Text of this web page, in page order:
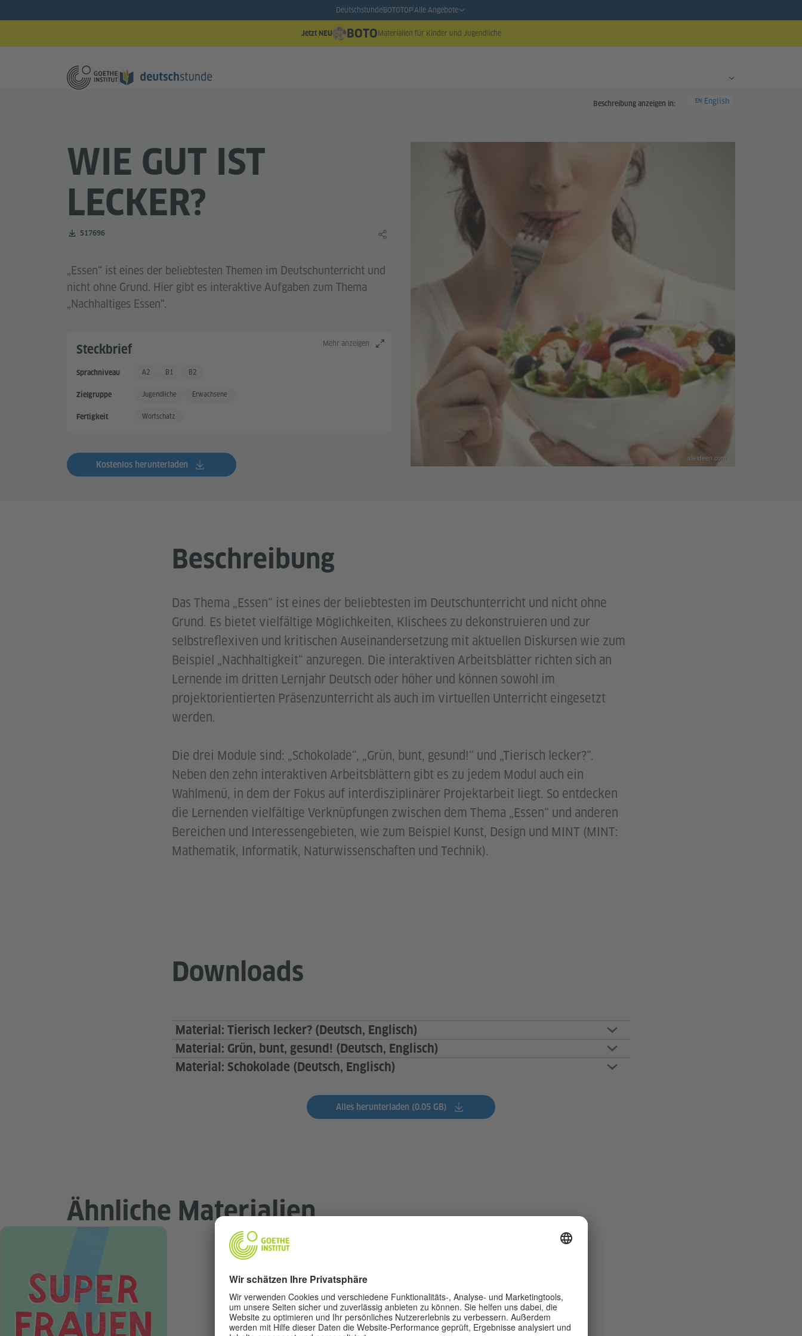
DeutschstundeBOTOTOPAlle Angebote
Jetzt NEU BOTOMaterialien für Kinder und Jugendliche
Beschreibung anzeigen in: EN English
WIE GUT IST
LECKER?
Zahl der Downloads:
517696
Lerninhalt teilen
„Essen“ ist eines der beliebtesten Themen im Deutschunterricht und
nicht ohne Grund. Hier gibt es interaktive Aufgaben zum Thema
„Nachhaltiges Essen“.
Mehr anzeigen
Steckbrief
Sprachniveau Grundkenntnisse +
A2 Gute Sprachkenntnisse
B1 Gute Sprachkenntnisse +
B2
Zielgruppe Jugendliche Erwachsene
Fertigkeit Wortschatz
Kostenlos herunterladen
alleideen.com
Beschreibung
Das Thema „Essen“ ist eines der beliebtesten im Deutschunterricht und nicht ohne
Grund. Es bietet vielfältige Möglichkeiten, Klischees zu dekonstruieren und zur
selbstreflexiven und kritischen Auseinandersetzung mit aktuellen Diskursen wie zum
Beispiel „Nachhaltigkeit“ anzuregen. Die interaktiven Arbeitsblätter richten sich an
Lernende im dritten Lernjahr Deutsch oder höher und können sowohl im
projektorientierten Präsenzunterricht als auch im virtuellen Unterricht eingesetzt
werden.
Die drei Module sind: „Schokolade“, „Grün, bunt, gesund!“ und „Tierisch lecker?“.
Neben den zehn interaktiven Arbeitsblättern gibt es zu jedem Modul auch ein
Wahlmenü, in dem der Fokus auf interdisziplinärer Projektarbeit liegt. So entdecken
die Lernenden vielfältige Verknüpfungen zwischen dem Thema „Essen“ und anderen
Bereichen und Interessengebieten, wie zum Beispiel Kunst, Design und MINT (MINT:
Mathematik, Informatik, Naturwissenschaften und Technik).
Downloads
Material: Tierisch lecker? (Deutsch, Englisch)
Material: Grün, bunt, gesund! (Deutsch, Englisch)
Material: Schokolade (Deutsch, Englisch)
Alles herunterladen (0.05 GB)
Ähnliche Materialien